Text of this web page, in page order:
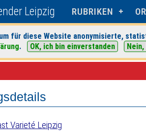
Leipzig RUBRIKEN
für diese Website anonymisierte,
. OK, ich bin einverstanden
>Suche> Bühne> Krystallpalast Varieté
Varieté Leipzig